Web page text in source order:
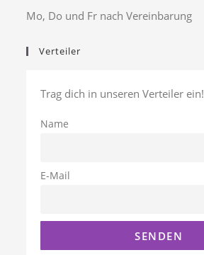
Mo, Do und Fr nach Vereinbarung
Verteiler
Trag dich in unseren Verteiler ein!
Name
E-Mail